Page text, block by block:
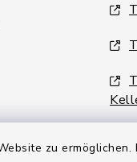
zu
16:00 Uhr